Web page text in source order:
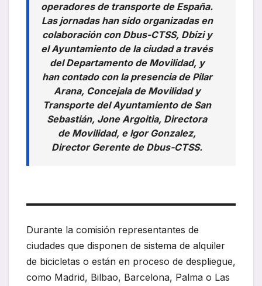
operadores de transporte de España.
Las jornadas han sido organizadas en
colaboración con Dbus-CTSS, Dbizi y
el Ayuntamiento de la ciudad a través
del Departamento de Movilidad, y
han contado con la presencia de Pilar
Arana, Concejala de Movilidad y
Transporte del Ayuntamiento de San
Sebastián, Jone Argoitia, Directora
de Movilidad, e Igor Gonzalez,
Director Gerente de Dbus-CTSS.
Durante la comisión representantes de
ciudades que disponen de sistema de alquiler
de bicicletas o están en proceso de despliegue,
como Madrid, Bilbao, Barcelona, Palma o Las